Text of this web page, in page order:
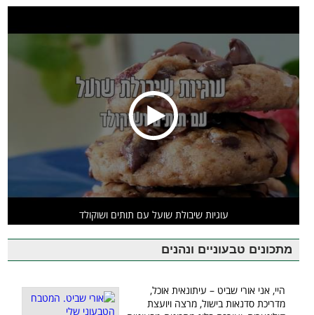
עוגיות שיבולת שועל עם תותים ושוקולד
מתכונים טבעוניים ונהנים
היי, אני אורי שביט – עיתונאית אוכל,
מדריכת סדנאות בישול, מרצה ויועצת